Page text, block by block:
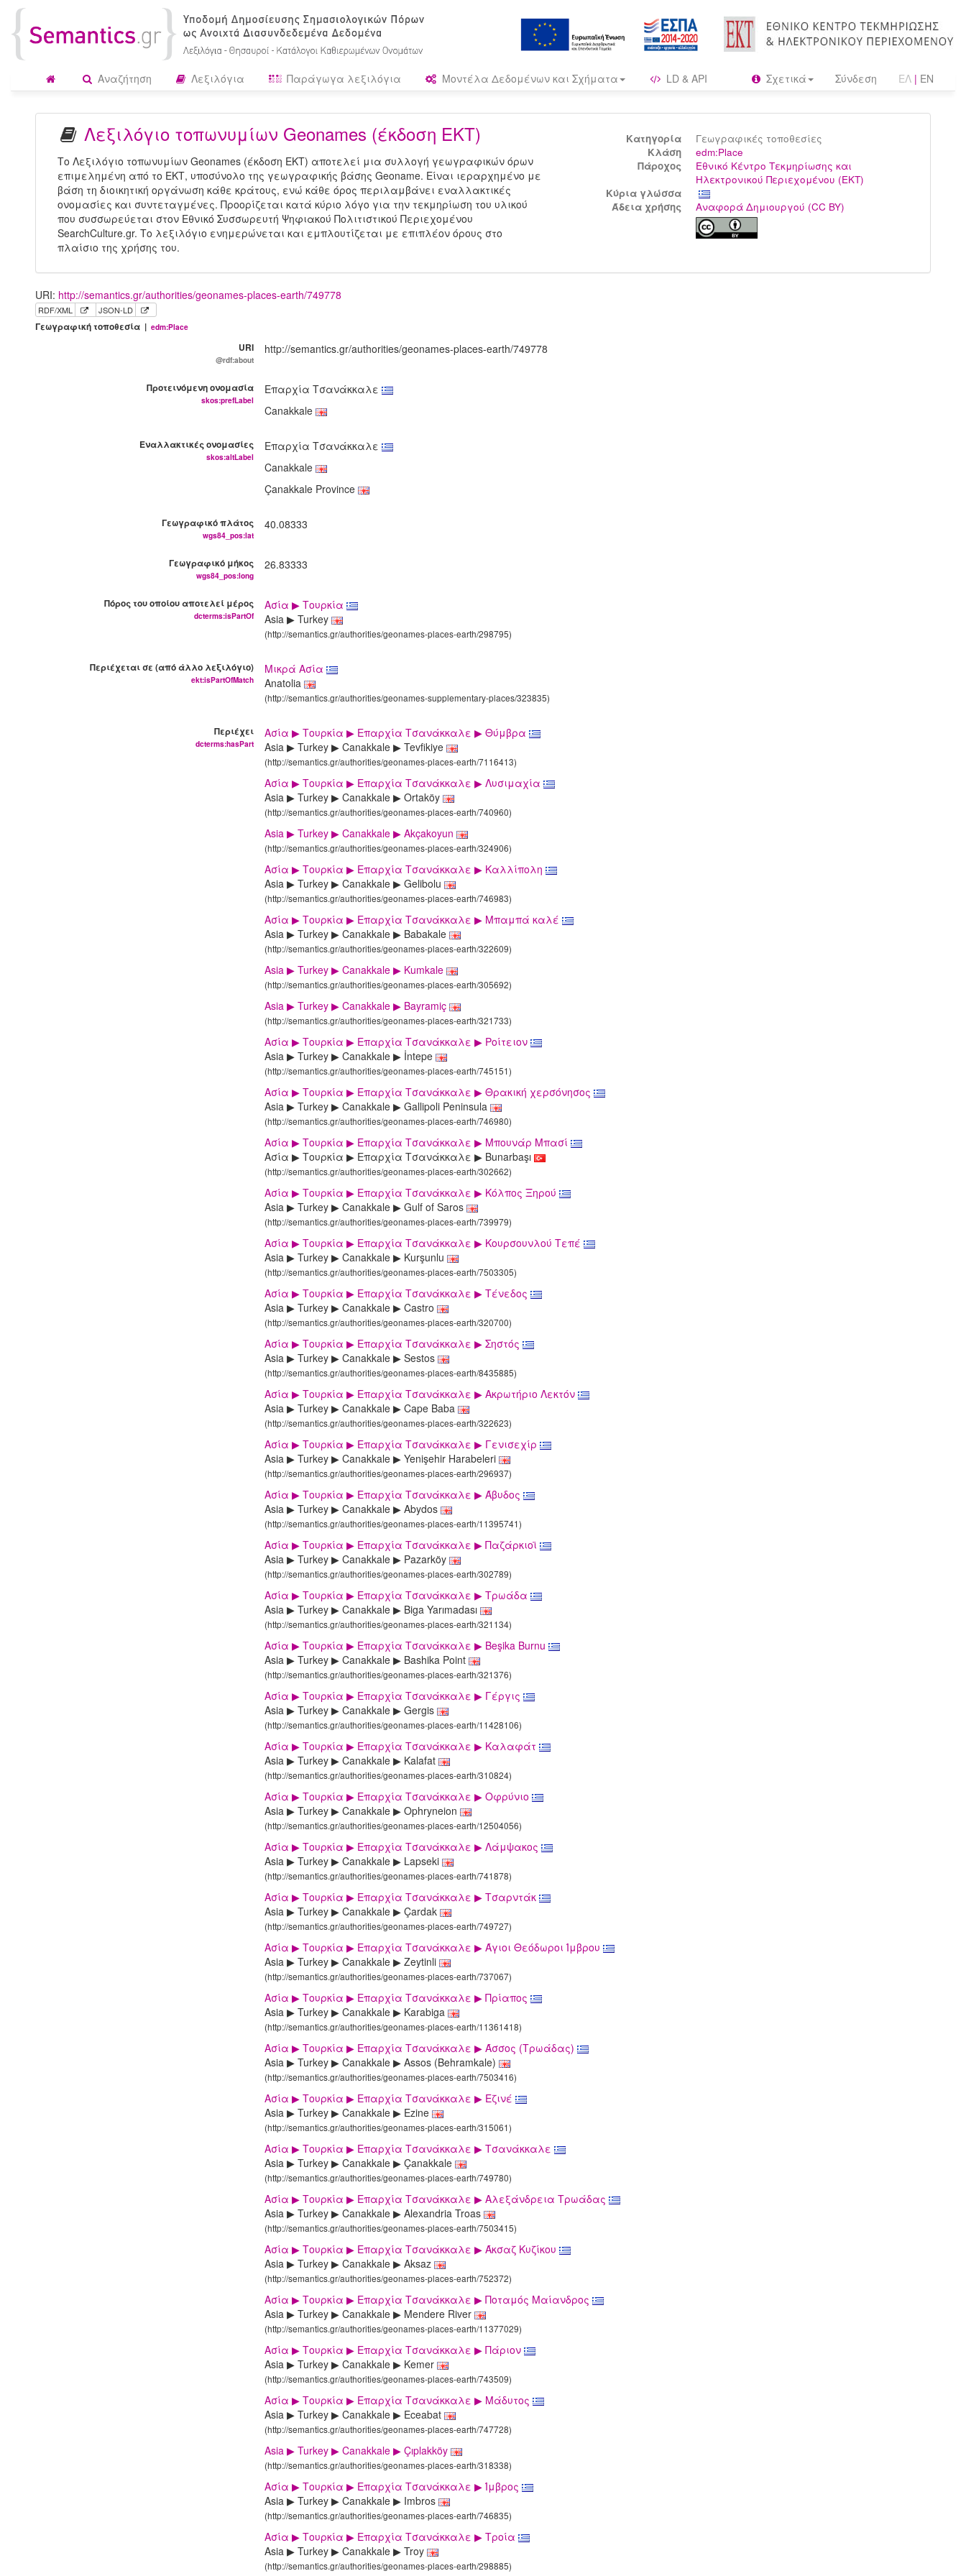
Αναζήτηση Λεξιλόγια Παράγωγα λεξιλόγια Μοντέλα Δεδομένων και Σχήματα LD & API Σχετικά Σύνδεση ΕΛ | EN
Λεξιλόγιο τοπωνυμίων Geonames (έκδοση ΕΚΤ)
Το Λεξιλόγιο τοπωνυμίων Geonames (έκδοση ΕΚΤ) αποτελεί μια συλλογή γεωγραφικών όρων
επιμελημένη από το ΕΚΤ, υποσύνολο της γεωγραφικής βάσης Geoname. Είναι ιεραρχημένο με
βάση τη διοικητική οργάνωση κάθε κράτους, ενώ κάθε όρος περιλαμβάνει εναλλακτικές
ονομασίες και συντεταγμένες. Προορίζεται κατά κύριο λόγο για την τεκμηρίωση του υλικού
που συσσωρεύεται στον Εθνικό Συσσωρευτή Ψηφιακού Πολιτιστικού Περιεχομένου
SearchCulture.gr. Το λεξιλόγιο ενημερώνεται και εμπλουτίζεται με επιπλέον όρους στο
πλαίσιο της χρήσης του.
Κατηγορία
Γεωγραφικές τοποθεσίες
Kλάση
edm:Place
Πάροχος
Εθνικό Κέντρο Τεκμηρίωσης και
Ηλεκτρονικού Περιεχομένου (ΕΚΤ)
Κύρια γλώσσα
Άδεια χρήσης
Αναφορά Δημιουργού (CC BY)
URI: http://semantics.gr/authorities/geonames-places-earth/749778
RDF/XML JSON-LD
Γεωγραφική τοποθεσία | edm:Place
URI
@rdf:about
http://semantics.gr/authorities/geonames-places-earth/749778
Προτεινόμενη ονομασία
skos:prefLabel
Επαρχία Τσανάκκαλε
Canakkale
Εναλλακτικές ονομασίες
skos:altLabel
Επαρχία Τσανάκκαλε
Canakkale
Çanakkale Province
Γεωγραφικό πλάτος
wgs84_pos:lat
40.08333
Γεωγραφικό μήκος
wgs84_pos:long
26.83333
Πόρος του οποίου αποτελεί μέρος
dcterms:isPartOf
Ασία ▶ Τουρκία
Asia ▶ Turkey
(http://semantics.gr/authorities/geonames-places-earth/298795)
Περιέχεται σε (από άλλο λεξιλόγιο)
ekt:isPartOfMatch
Μικρά Ασία
Anatolia
(http://semantics.gr/authorities/geonames-supplementary-places/323835)
Περιέχει
dcterms:hasPart
Ασία ▶ Τουρκία ▶ Επαρχία Τσανάκκαλε ▶ Θύμβρα
Asia ▶ Turkey ▶ Canakkale ▶ Tevfikiye
(http://semantics.gr/authorities/geonames-places-earth/7116413)
Ασία ▶ Τουρκία ▶ Επαρχία Τσανάκκαλε ▶ Λυσιμαχία
Asia ▶ Turkey ▶ Canakkale ▶ Ortaköy
(http://semantics.gr/authorities/geonames-places-earth/740960)
Asia ▶ Turkey ▶ Canakkale ▶ Akçakoyun
(http://semantics.gr/authorities/geonames-places-earth/324906)
Ασία ▶ Τουρκία ▶ Επαρχία Τσανάκκαλε ▶ Καλλίπολη
Asia ▶ Turkey ▶ Canakkale ▶ Gelibolu
(http://semantics.gr/authorities/geonames-places-earth/746983)
Ασία ▶ Τουρκία ▶ Επαρχία Τσανάκκαλε ▶ Μπαμπά καλέ
Asia ▶ Turkey ▶ Canakkale ▶ Babakale
(http://semantics.gr/authorities/geonames-places-earth/322609)
Asia ▶ Turkey ▶ Canakkale ▶ Kumkale
(http://semantics.gr/authorities/geonames-places-earth/305692)
Asia ▶ Turkey ▶ Canakkale ▶ Bayramiç
(http://semantics.gr/authorities/geonames-places-earth/321733)
Ασία ▶ Τουρκία ▶ Επαρχία Τσανάκκαλε ▶ Ροίτειον
Asia ▶ Turkey ▶ Canakkale ▶ İntepe
(http://semantics.gr/authorities/geonames-places-earth/745151)
Ασία ▶ Τουρκία ▶ Επαρχία Τσανάκκαλε ▶ Θρακική χερσόνησος
Asia ▶ Turkey ▶ Canakkale ▶ Gallipoli Peninsula
(http://semantics.gr/authorities/geonames-places-earth/746980)
Ασία ▶ Τουρκία ▶ Επαρχία Τσανάκκαλε ▶ Μπουνάρ Mπασί
Ασία ▶ Τουρκία ▶ Επαρχία Τσανάκκαλε ▶ Bunarbaşı
(http://semantics.gr/authorities/geonames-places-earth/302662)
Ασία ▶ Τουρκία ▶ Επαρχία Τσανάκκαλε ▶ Κόλπος Ξηρού
Asia ▶ Turkey ▶ Canakkale ▶ Gulf of Saros
(http://semantics.gr/authorities/geonames-places-earth/739979)
Ασία ▶ Τουρκία ▶ Επαρχία Τσανάκκαλε ▶ Κουρσουνλού Τεπέ
Asia ▶ Turkey ▶ Canakkale ▶ Kurşunlu
(http://semantics.gr/authorities/geonames-places-earth/7503305)
Ασία ▶ Τουρκία ▶ Επαρχία Τσανάκκαλε ▶ Τένεδος
Asia ▶ Turkey ▶ Canakkale ▶ Castro
(http://semantics.gr/authorities/geonames-places-earth/320700)
Ασία ▶ Τουρκία ▶ Επαρχία Τσανάκκαλε ▶ Σηστός
Asia ▶ Turkey ▶ Canakkale ▶ Sestos
(http://semantics.gr/authorities/geonames-places-earth/8435885)
Ασία ▶ Τουρκία ▶ Επαρχία Τσανάκκαλε ▶ Ακρωτήριο Λεκτόν
Asia ▶ Turkey ▶ Canakkale ▶ Cape Baba
(http://semantics.gr/authorities/geonames-places-earth/322623)
Ασία ▶ Τουρκία ▶ Επαρχία Τσανάκκαλε ▶ Γενισεχίρ
Asia ▶ Turkey ▶ Canakkale ▶ Yenişehir Harabeleri
(http://semantics.gr/authorities/geonames-places-earth/296937)
Ασία ▶ Τουρκία ▶ Επαρχία Τσανάκκαλε ▶ Άβυδος
Asia ▶ Turkey ▶ Canakkale ▶ Abydos
(http://semantics.gr/authorities/geonames-places-earth/11395741)
Ασία ▶ Τουρκία ▶ Επαρχία Τσανάκκαλε ▶ Παζάρκιοϊ
Asia ▶ Turkey ▶ Canakkale ▶ Pazarköy
(http://semantics.gr/authorities/geonames-places-earth/302789)
Ασία ▶ Τουρκία ▶ Επαρχία Τσανάκκαλε ▶ Τρωάδα
Asia ▶ Turkey ▶ Canakkale ▶ Biga Yarımadası
(http://semantics.gr/authorities/geonames-places-earth/321134)
Ασία ▶ Τουρκία ▶ Επαρχία Τσανάκκαλε ▶ Beşika Burnu
Asia ▶ Turkey ▶ Canakkale ▶ Bashika Point
(http://semantics.gr/authorities/geonames-places-earth/321376)
Ασία ▶ Τουρκία ▶ Επαρχία Τσανάκκαλε ▶ Γέργις
Asia ▶ Turkey ▶ Canakkale ▶ Gergis
(http://semantics.gr/authorities/geonames-places-earth/11428106)
Ασία ▶ Τουρκία ▶ Επαρχία Τσανάκκαλε ▶ Καλαφάτ
Asia ▶ Turkey ▶ Canakkale ▶ Kalafat
(http://semantics.gr/authorities/geonames-places-earth/310824)
Ασία ▶ Τουρκία ▶ Επαρχία Τσανάκκαλε ▶ Οφρύνιο
Asia ▶ Turkey ▶ Canakkale ▶ Ophryneion
(http://semantics.gr/authorities/geonames-places-earth/12504056)
Ασία ▶ Τουρκία ▶ Επαρχία Τσανάκκαλε ▶ Λάμψακος
Asia ▶ Turkey ▶ Canakkale ▶ Lapseki
(http://semantics.gr/authorities/geonames-places-earth/741878)
Ασία ▶ Τουρκία ▶ Επαρχία Τσανάκκαλε ▶ Τσαρντάκ
Asia ▶ Turkey ▶ Canakkale ▶ Çardak
(http://semantics.gr/authorities/geonames-places-earth/749727)
Ασία ▶ Τουρκία ▶ Επαρχία Τσανάκκαλε ▶ Άγιοι Θεόδωροι Ίμβρου
Asia ▶ Turkey ▶ Canakkale ▶ Zeytinli
(http://semantics.gr/authorities/geonames-places-earth/737067)
Ασία ▶ Τουρκία ▶ Επαρχία Τσανάκκαλε ▶ Πρίαπος
Asia ▶ Turkey ▶ Canakkale ▶ Karabiga
(http://semantics.gr/authorities/geonames-places-earth/11361418)
Ασία ▶ Τουρκία ▶ Επαρχία Τσανάκκαλε ▶ Άσσος (Τρωάδας)
Asia ▶ Turkey ▶ Canakkale ▶ Assos (Behramkale)
(http://semantics.gr/authorities/geonames-places-earth/7503416)
Ασία ▶ Τουρκία ▶ Επαρχία Τσανάκκαλε ▶ Εζινέ
Asia ▶ Turkey ▶ Canakkale ▶ Ezine
(http://semantics.gr/authorities/geonames-places-earth/315061)
Ασία ▶ Τουρκία ▶ Επαρχία Τσανάκκαλε ▶ Τσανάκκαλε
Asia ▶ Turkey ▶ Canakkale ▶ Çanakkale
(http://semantics.gr/authorities/geonames-places-earth/749780)
Ασία ▶ Τουρκία ▶ Επαρχία Τσανάκκαλε ▶ Αλεξάνδρεια Τρωάδας
Asia ▶ Turkey ▶ Canakkale ▶ Alexandria Troas
(http://semantics.gr/authorities/geonames-places-earth/7503415)
Ασία ▶ Τουρκία ▶ Επαρχία Τσανάκκαλε ▶ Άκσαζ Κυζίκου
Asia ▶ Turkey ▶ Canakkale ▶ Aksaz
(http://semantics.gr/authorities/geonames-places-earth/752372)
Ασία ▶ Τουρκία ▶ Επαρχία Τσανάκκαλε ▶ Ποταμός Μαίανδρος
Asia ▶ Turkey ▶ Canakkale ▶ Mendere River
(http://semantics.gr/authorities/geonames-places-earth/11377029)
Ασία ▶ Τουρκία ▶ Επαρχία Τσανάκκαλε ▶ Πάριον
Asia ▶ Turkey ▶ Canakkale ▶ Kemer
(http://semantics.gr/authorities/geonames-places-earth/743509)
Ασία ▶ Τουρκία ▶ Επαρχία Τσανάκκαλε ▶ Μάδυτος
Asia ▶ Turkey ▶ Canakkale ▶ Eceabat
(http://semantics.gr/authorities/geonames-places-earth/747728)
Asia ▶ Turkey ▶ Canakkale ▶ Çıplakköy
(http://semantics.gr/authorities/geonames-places-earth/318338)
Ασία ▶ Τουρκία ▶ Επαρχία Τσανάκκαλε ▶ Ίμβρος
Asia ▶ Turkey ▶ Canakkale ▶ Imbros
(http://semantics.gr/authorities/geonames-places-earth/746835)
Ασία ▶ Τουρκία ▶ Επαρχία Τσανάκκαλε ▶ Τροία
Asia ▶ Turkey ▶ Canakkale ▶ Troy
(http://semantics.gr/authorities/geonames-places-earth/298885)